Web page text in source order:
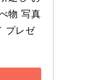
物 写真
プレゼ